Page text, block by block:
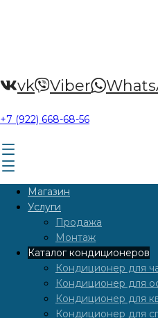
vk Viber
+7 (922) 668-68-56
Магазин
Услуги
Продажа
Монтаж
Каталог кондиционеров
Кондиционер для
Кондиционер для
Кондиционер для
Кондиционер для